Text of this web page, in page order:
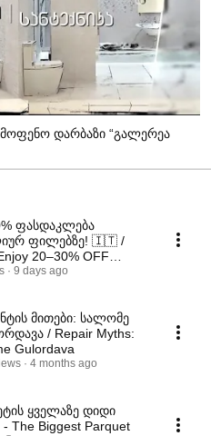
დარბაზი “გალერეა
ფასდაკლება
ფილებზე! 🇮🇹 /
20–30% OFF
Italian Tiles!
9 days ago
მითები: სალომე
/ Repair Myths:
Gulordava
4 months ago
ყველაზე დიდი